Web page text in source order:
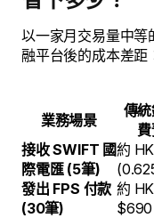
以一家月交易量中等
融平台後的成本差距
業務場景
傳統
接收 SWIFT 國
際電匯 (5筆)
約
發出 FPS 付款
(30筆)
約
$690